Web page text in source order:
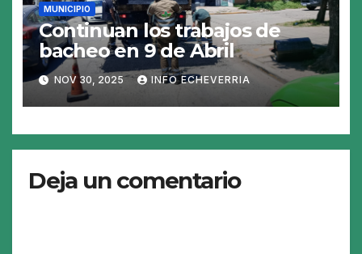
MUNICIPIO
Continuan los trabajos de
bacheo en 9 de Abril
NOV 30, 2025 INFO ECHEVERRIA
Deja un comentario